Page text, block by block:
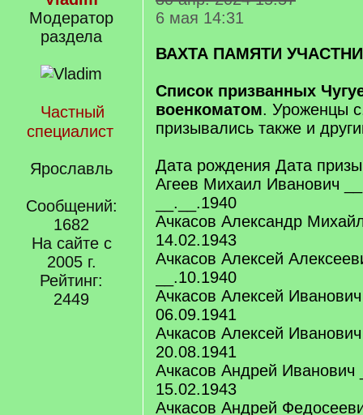
Модератор
раздела
Частный
специалист
Ярославль
Сообщений:
1682
На сайте с
2005 г.
Рейтинг:
2449
6 мая 14:31
ВАХТА ПАМЯТИ
Список призванных
военкоматом. Уроженцы
призывались также и
Дата рождения Дата
Агеев Михаил Иванович
__.__.1940
Ачкасов Александр
14.02.1943
Ачкасов Алексей
__.10.1940
Ачкасов Алексей
06.09.1941
Ачкасов Алексей
20.08.1941
Ачкасов Андрей Иванович
15.02.1943
Ачкасов Андрей